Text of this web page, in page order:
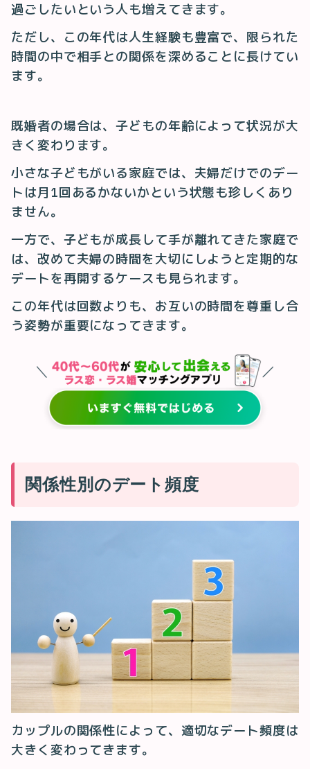
過ごしたいという人も増えてきます。
ただし、この年代は人生経験も豊富で、限られた
時間の中で相手との関係を深めることに長けてい
ます。
既婚者の場合は、子どもの年齢によって状況が大
きく変わります。
小さな子どもがいる家庭では、夫婦だけでのデー
トは月1回あるかないかという状態も珍しくあり
ません。
一方で、子どもが成長して手が離れてきた家庭で
は、改めて夫婦の時間を大切にしようと定期的な
デートを再開するケースも見られます。
この年代は回数よりも、お互いの時間を尊重し合
う姿勢が重要になってきます。
関係性別のデート頻度
カップルの関係性によって、適切なデート頻度は
大きく変わってきます。